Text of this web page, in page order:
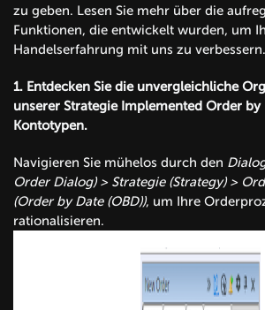
zu geben. Lesen Sie mehr über die
Funktionen, die entwickelt wurden, um
Handelserfahrung mit uns zu verbessern.
1. Entdecken Sie die unvergleichliche
unserer Strategie Implemented Order by
Kontotypen.
Navigieren Sie mühelos durch den
Order Dialog) > Strategie (Strategy) >
(Order by Date (OBD)), um Ihre
rationalisieren.